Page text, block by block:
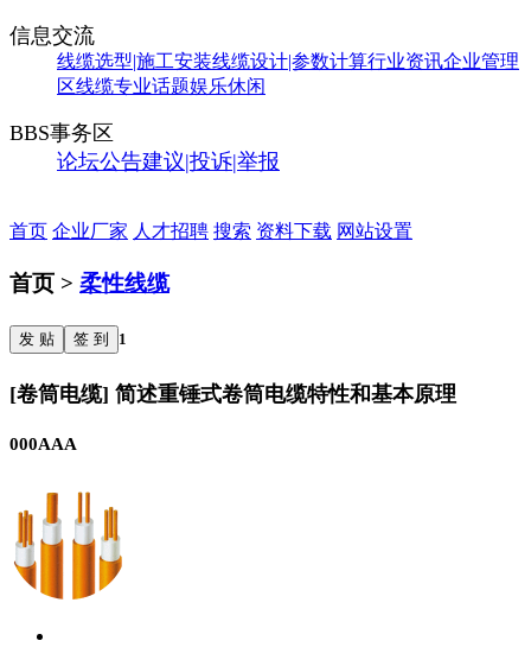
信息交流
线缆选型|施工安装线缆设计|参数计算行业资讯企业管理
区线缆专业话题娱乐休闲
BBS事务区
论坛公告建议|投诉|举报
首页 企业厂家 人才招聘 搜索 资料下载 网站设置
首页 > 柔性线缆
发 贴 签 到 1
[卷筒电缆] 简述重锤式卷筒电缆特性和基本原理
000AAA